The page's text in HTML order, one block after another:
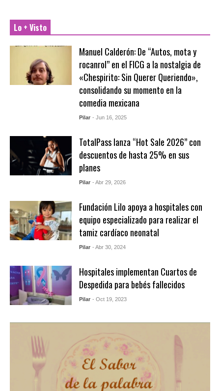
Lo + Visto
Manuel Calderón: De “Autos, mota y
rocanrol” en el FICG a la nostalgia de
«Chespirito: Sin Querer Queriendo»,
consolidando su momento en la
comedia mexicana
Pilar - Jun 16, 2025
TotalPass lanza “Hot Sale 2026” con
descuentos de hasta 25% en sus
planes
Pilar - Abr 29, 2026
Fundación Lilo apoya a hospitales con
equipo especializado para realizar el
tamiz cardíaco neonatal
Pilar - Abr 30, 2024
Hospitales implementan Cuartos de
Despedida para bebés fallecidos
Pilar - Oct 19, 2023